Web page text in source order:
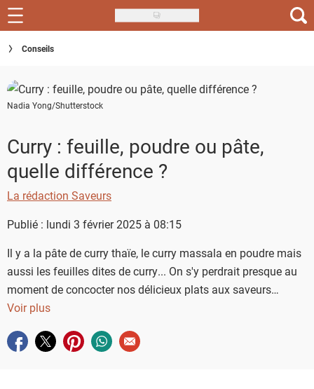
Skip
to
main
Recettes
Inspirations
Conseils
Menu de la semaine
Actus
Téléchargez l'app Saveurs Recettes
Index des recettes
Guide d'achat
Conseils
Nadia Yong/Shutterstock
Curry : feuille, poudre ou pâte,
quelle différence ?
La rédaction Saveurs
Publié : lundi 3 février 2025 à 08:15
Il y a la pâte de curry thaïe, le curry massala en poudre mais
aussi les feuilles dites de curry... On s'y perdrait presque au
moment de concocter nos délicieux plats aux saveurs
épicés. Faisons le point sur chacun de ses aromates et leur
Voir plus
Partager sur facebook
Partager sur twitter
Partager sur pinterest
Partager sur whatsapp
Envoyer à un ami